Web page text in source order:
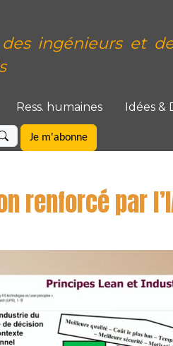
ingénieurs et
Ress. humaines Idées &
Je m'abonne
renforcé par